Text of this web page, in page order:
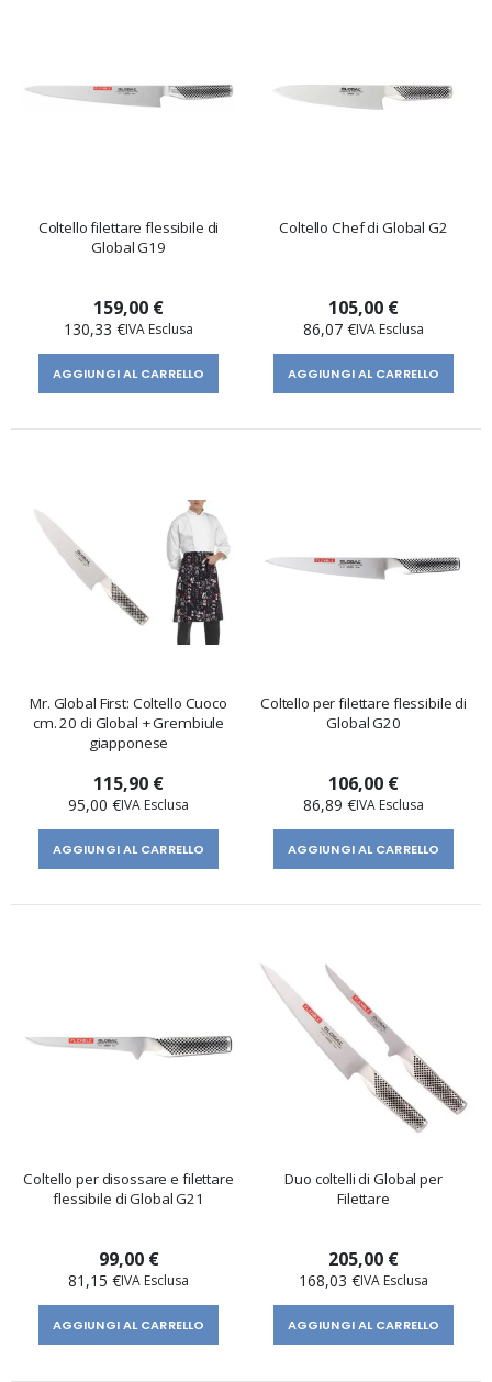
Coltello filettare flessibile di
Global G19
159,00 €
130,33 €
AGGIUNGI AL CARRELLO
Coltello Chef di Global G2
105,00 €
86,07 €
AGGIUNGI AL CARRELLO
Mr. Global First: Coltello Cuoco
cm. 20 di Global + Grembiule
giapponese
115,90 €
95,00 €
AGGIUNGI AL CARRELLO
Coltello per filettare flessibile di
Global G20
106,00 €
86,89 €
AGGIUNGI AL CARRELLO
Coltello per disossare e filettare
flessibile di Global G21
99,00 €
81,15 €
AGGIUNGI AL CARRELLO
Duo coltelli di Global per
Filettare
205,00 €
168,03 €
AGGIUNGI AL CARRELLO